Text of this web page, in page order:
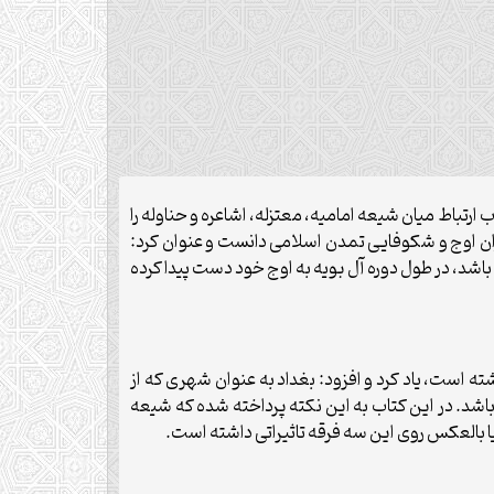
میان شیعه امامیه، معتزله، اشاعره و حناوله را
اوج و شکوفایی تمدن اسلامی دانست و عنوان کرد:
در طول دوره آل‌ بویه به اوج خود دست پیدا کرده
است، یاد کرد و افزود: بغداد به عنوان شهری که از
در این کتاب به این نکته پرداخته شده که شیعه
بالعکس روی این سه فرقه تاثیراتی داشته است.